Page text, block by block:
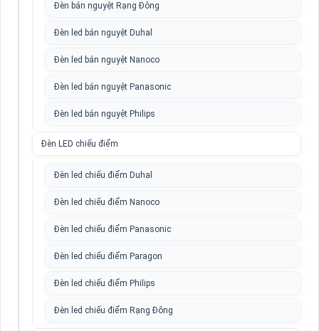
Đèn bán nguyệt Rạng Đông
Đèn led bán nguyệt Duhal
Đèn led bán nguyệt Nanoco
Đèn led bán nguyệt Panasonic
Đèn led bán nguyệt Philips
Đèn LED chiếu điểm
Đèn led chiếu điểm Duhal
Đèn led chiếu điểm Nanoco
Đèn led chiếu điểm Panasonic
Đèn led chiếu điểm Paragon
Đèn led chiếu điểm Philips
Đèn led chiếu điểm Rạng Đông